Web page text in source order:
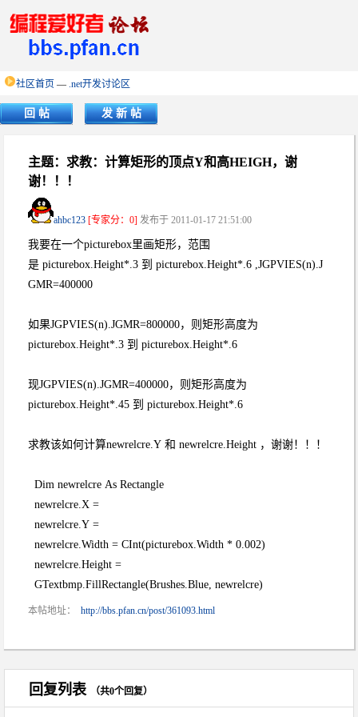
社区首页 — .net开发讨论区
回 帖 发 新 帖
主题：求教：计算矩形的顶点Y和高HEIGH，谢
谢！！！
ahbc123 [专家分：0] 发布于 2011-01-17 21:51:00
我要在一个picturebox里画矩形，范围
是 picturebox.Height*.3 到 picturebox.Height*.6 ,JGPVIES(n).J
GMR=400000
如果JGPVIES(n).JGMR=800000，则矩形高度为
picturebox.Height*.3 到 picturebox.Height*.6
现JGPVIES(n).JGMR=400000，则矩形高度为
picturebox.Height*.45 到 picturebox.Height*.6
求教该如何计算newrelcre.Y 和 newrelcre.Height ，谢谢！！！
Dim newrelcre As Rectangle
newrelcre.X =
newrelcre.Y =
newrelcre.Width = CInt(picturebox.Width * 0.002)
newrelcre.Height =
GTextbmp.FillRectangle(Brushes.Blue, newrelcre)
本帖地址： http://bbs.pfan.cn/post/361093.html
回复列表 （共0个回复）